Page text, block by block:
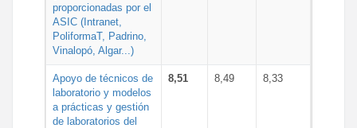
proporcionadas por el
ASIC (Intranet,
PoliformaT, Padrino,
Vinalopó, Algar...)
Apoyo de técnicos de
laboratorio y modelos
a prácticas y gestión
de laboratorios del
8,51 8,49 8,33